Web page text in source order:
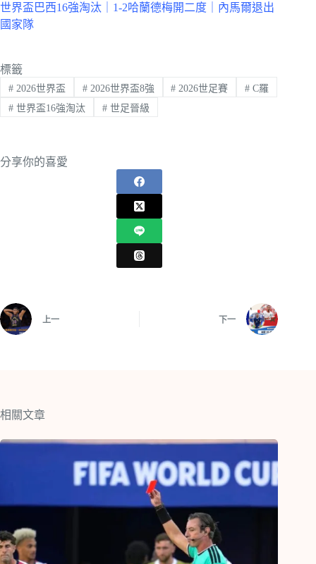
世界盃巴西16強淘汰｜1-2哈蘭德梅開二度｜內馬爾退出
國家隊
標籤
#2026世界盃 #2026世界盃8強 # 2026世足賽 # C羅
#世界盃16強淘汰 #世足晉級
分享你的喜愛
上一 下一
相關文章